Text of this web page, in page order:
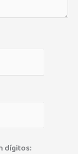
dígitos: